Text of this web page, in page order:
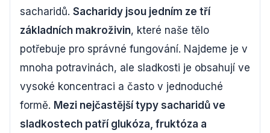
sacharidů. Sacharidy jsou jedním ze tří
základních makroživin, které naše tělo
potřebuje pro správné fungování. Najdeme je v
mnoha potravinách, ale sladkosti je obsahují ve
vysoké koncentraci a často v jednoduché
formě. Mezi nejčastější typy sacharidů ve
sladkostech patří glukóza, fruktóza a